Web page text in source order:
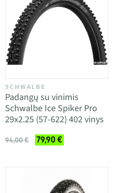
SCHWALBE
Padangų su vinimis
Schwalbe Ice Spiker Pro
29x2.25 (57-622) 402 vinys
94,00 € 79,90 €